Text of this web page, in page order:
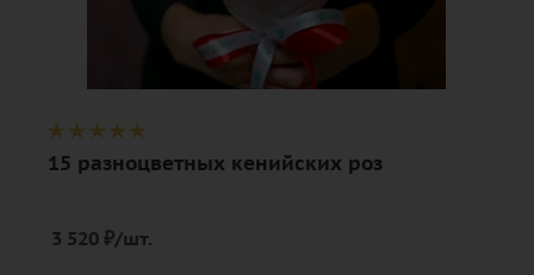
15 разноцветных кенийских роз
3 520 ₽/шт.